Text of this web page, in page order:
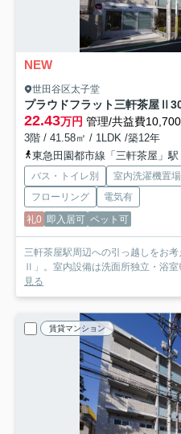
NEW
世田谷区太子堂
プラウドフラット三軒茶屋Ⅱ
22.43万円 管理/共益費
3階 / 41.58㎡ / 1LDK /築12年
東急田園都市線「三軒茶屋」
バス・トイレ別 室内洗濯機置場
フローリング
電気有
礼0 即入居可 ペット可
三軒茶屋駅周辺への引っ越しをお
Ⅱ」。室内設備は洗面所独立・浴室
見る
賃貸マンション